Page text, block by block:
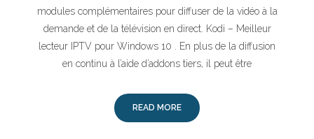
modules complémentaires pour diffuser de la vidéo à la
demande et de la télévision en direct. Kodi – Meilleur
lecteur IPTV pour Windows 10 . En plus de la diffusion
en continu à l’aide d’addons tiers, il peut être
READ MORE